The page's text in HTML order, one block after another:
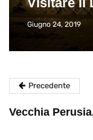
Giugno 24, 2019
Precedente
Vecchia